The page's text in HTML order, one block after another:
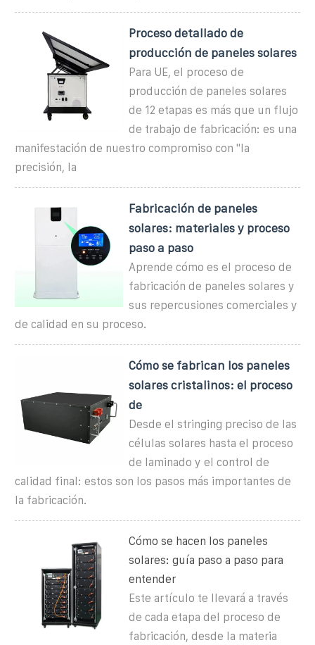
Proceso detallado de
producción de paneles solares
Para UE, el proceso de
producción de paneles solares
de 12 etapas es más que un flujo
de trabajo de fabricación: es una
manifestación de nuestro compromiso con "la
precisión, la
Fabricación de paneles
solares: materiales y proceso
paso a paso
Aprende cómo es el proceso de
fabricación de paneles solares y
sus repercusiones comerciales y
de calidad en su proceso.
Cómo se fabrican los paneles
solares cristalinos: el proceso
de
Desde el stringing preciso de las
células solares hasta el proceso
de laminado y el control de
calidad final: estos son los pasos más importantes de
la fabricación.
Cómo se hacen los paneles
solares: guía paso a paso para
entender
Este artículo te llevará a través
de cada etapa del proceso de
fabricación, desde la materia